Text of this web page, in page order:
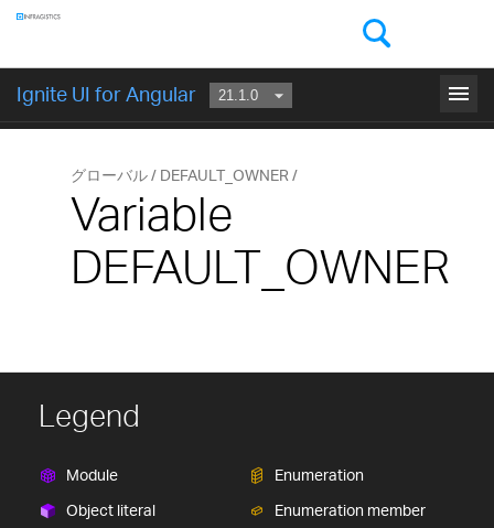
Ignite UI for Angular menu
はじめに
グローバル DEFAULT_OWNER
Variable
DEFAULT_OWNER
Legend
Module
Object literal
Enumeration
Enumeration member